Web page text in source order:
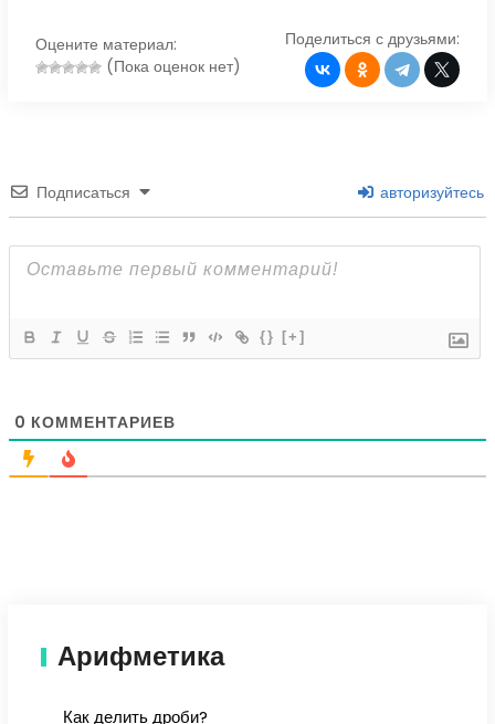
Оцените материал:
(Пока оценок нет)
Поделиться с друзьями:
Подписаться авторизуйтесь
{} [+]
0 КОММЕНТАРИЕВ
Арифметика
Как делить дроби?